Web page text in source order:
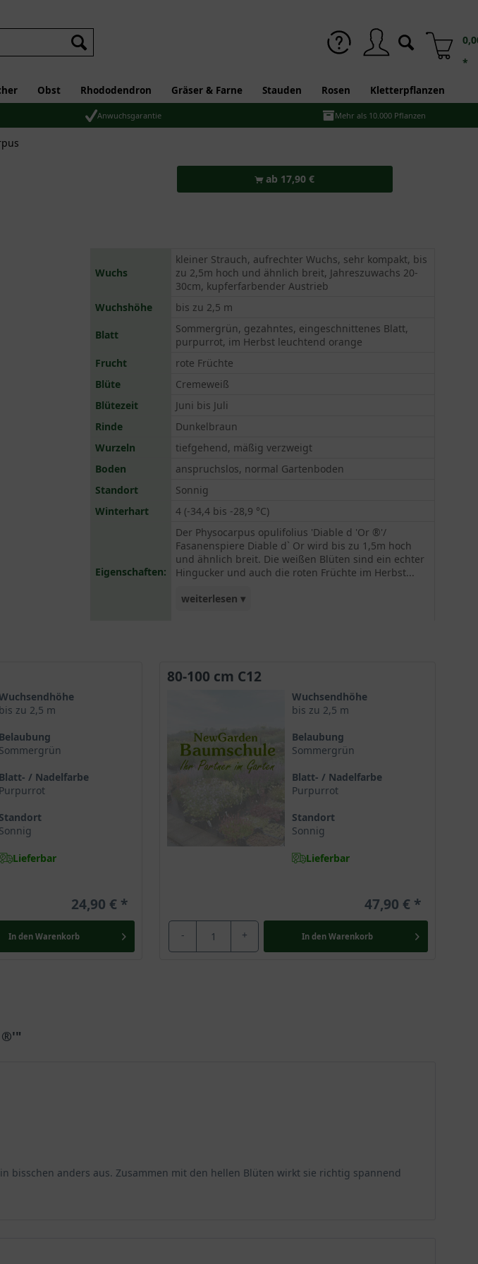
*
Obst Rhododendron Gräser & Farne Stauden Rosen Kletterpflanzen
Anwuchsgarantie Mehr als 10.000 Pflanzen
ab 17,90 €
Wuchs
kleiner Strauch, aufrechter Wuchs, sehr kompakt, bis
zu 2,5m hoch und ähnlich breit, Jahreszuwachs 20-
30cm, kupferfarbender Austrieb
Wuchshöhe
bis zu 2,5 m
Blatt
Sommergrün, gezahntes, eingeschnittenes Blatt,
purpurrot, im Herbst leuchtend orange
Frucht
rote Früchte
Blüte
Cremeweiß
Blütezeit
Juni bis Juli
Rinde
Dunkelbraun
Wurzeln
tiefgehend, mäßig verzweigt
Boden
anspruchslos, normal Gartenboden
Standort
Sonnig
Winterhart
4 (-34,4 bis -28,9 °C)
Eigenschaften:
Der Physocarpus opulifolius 'Diable d 'Or ®'/
Fasanenspiere Diable d` Or wird bis zu 1,5m hoch
und ähnlich breit. Die weißen Blüten sind ein echter
Hingucker und auch die roten Früchte im Herbst...
weiterlesen ▾
bis zu 2,5 m
Belaubung
Sommergrün
Blatt- / Nadelfarbe
Purpurrot
Standort
Sonnig
Lieferbar
24,90 €
In den Warenkorb
80-100 cm C12
Wuchsendhöhe
bis zu 2,5 m
Belaubung
Sommergrün
Blatt- / Nadelfarbe
Purpurrot
Standort
Sonnig
Lieferbar
47,90 €
- + In den Warenkorb
®'"
bisschen anders aus. Zusammen mit den hellen Blüten wirkt sie richtig spannend